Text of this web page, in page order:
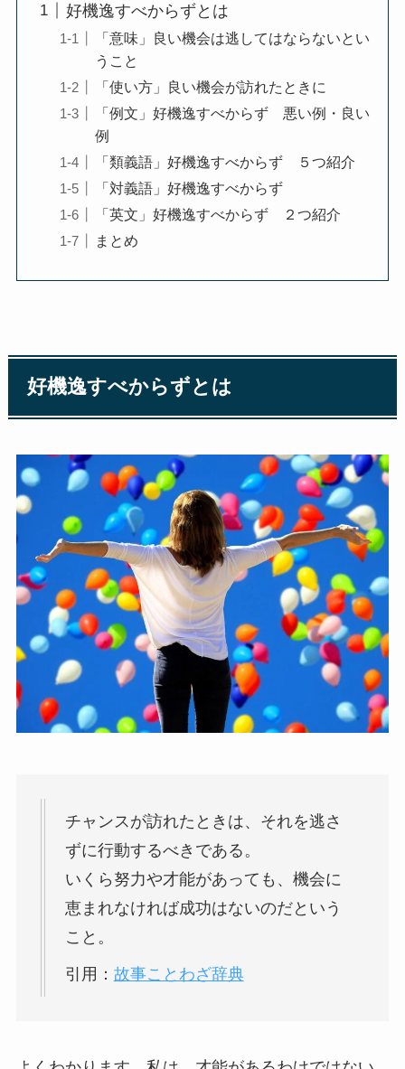
好機逸すべからずとは
「意味」良い機会は逃してはならないとい
うこと
「使い方」良い機会が訪れたときに
「例文」好機逸すべからず 悪い例・良い
例
「類義語」好機逸すべからず ５つ紹介
「対義語」好機逸すべからず
「英文」好機逸すべからず ２つ紹介
まとめ
好機逸すべからずとは
チャンスが訪れたときは、それを逃さ
ずに行動するべきである。
いくら努力や才能があっても、機会に
恵まれなければ成功はないのだという
こと。
引用： 故事ことわざ辞典